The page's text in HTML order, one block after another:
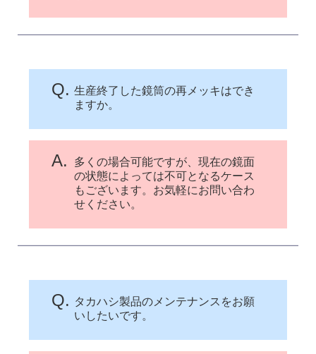
Q. 生産終了した鏡筒の再メッキはでき
ますか。
A.
多くの場合可能ですが、現在の鏡面
の状態によっては不可となるケース
もございます。お気軽にお問い合わ
せください。
Q. タカハシ製品のメンテナンスをお願
いしたいです。